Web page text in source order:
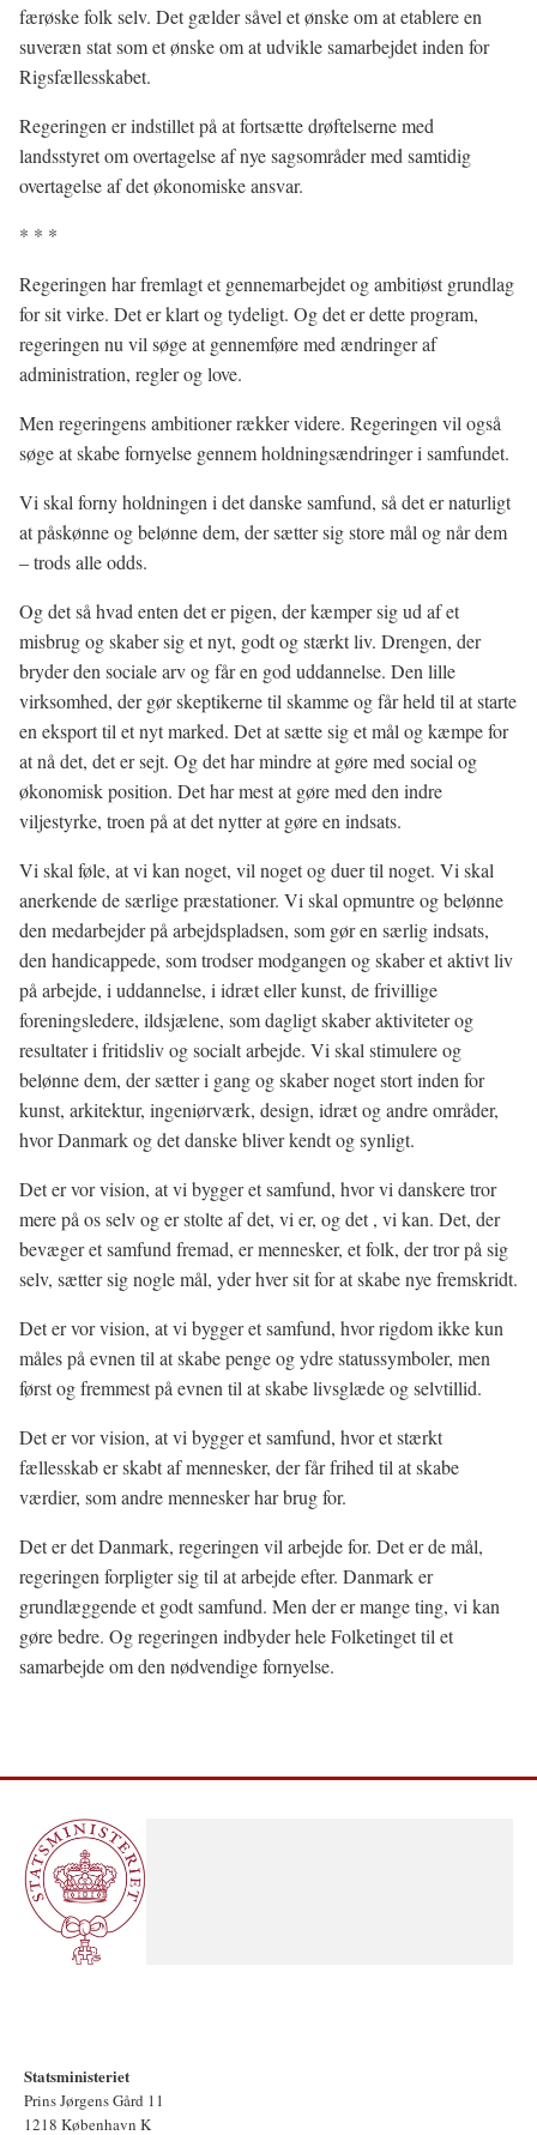
færøske folk selv. Det gælder såvel et ønske om at etablere en
suveræn stat som et ønske om at udvikle samarbejdet inden for
Rigsfællesskabet.
Regeringen er indstillet på at fortsætte drøftelserne med
landsstyret om overtagelse af nye sagsområder med samtidig
overtagelse af det økonomiske ansvar.
* * *
Regeringen har fremlagt et gennemarbejdet og ambitiøst grundlag
for sit virke. Det er klart og tydeligt. Og det er dette program,
regeringen nu vil søge at gennemføre med ændringer af
administration, regler og love.
Men regeringens ambitioner rækker videre. Regeringen vil også
søge at skabe fornyelse gennem holdningsændringer i samfundet.
Vi skal forny holdningen i det danske samfund, så det er naturligt
at påskønne og belønne dem, der sætter sig store mål og når dem
– trods alle odds.
Og det så hvad enten det er pigen, der kæmper sig ud af et
misbrug og skaber sig et nyt, godt og stærkt liv. Drengen, der
bryder den sociale arv og får en god uddannelse. Den lille
virksomhed, der gør skeptikerne til skamme og får held til at starte
en eksport til et nyt marked. Det at sætte sig et mål og kæmpe for
at nå det, det er sejt. Og det har mindre at gøre med social og
økonomisk position. Det har mest at gøre med den indre
viljestyrke, troen på at det nytter at gøre en indsats.
Vi skal føle, at vi kan noget, vil noget og duer til noget. Vi skal
anerkende de særlige præstationer. Vi skal opmuntre og belønne
den medarbejder på arbejdspladsen, som gør en særlig indsats,
den handicappede, som trodser modgangen og skaber et aktivt liv
på arbejde, i uddannelse, i idræt eller kunst, de frivillige
foreningsledere, ildsjælene, som dagligt skaber aktiviteter og
resultater i fritidsliv og socialt arbejde. Vi skal stimulere og
belønne dem, der sætter i gang og skaber noget stort inden for
kunst, arkitektur, ingeniørværk, design, idræt og andre områder,
hvor Danmark og det danske bliver kendt og synligt.
Det er vor vision, at vi bygger et samfund, hvor vi danskere tror
mere på os selv og er stolte af det, vi er, og det , vi kan. Det, der
bevæger et samfund fremad, er mennesker, et folk, der tror på sig
selv, sætter sig nogle mål, yder hver sit for at skabe nye fremskridt.
Det er vor vision, at vi bygger et samfund, hvor rigdom ikke kun
måles på evnen til at skabe penge og ydre statussymboler, men
først og fremmest på evnen til at skabe livsglæde og selvtillid.
Det er vor vision, at vi bygger et samfund, hvor et stærkt
fællesskab er skabt af mennesker, der får frihed til at skabe
værdier, som andre mennesker har brug for.
Det er det Danmark, regeringen vil arbejde for. Det er de mål,
regeringen forpligter sig til at arbejde efter. Danmark er
grundlæggende et godt samfund. Men der er mange ting, vi kan
gøre bedre. Og regeringen indbyder hele Folketinget til et
samarbejde om den nødvendige fornyelse.
Statsministeriet
Prins Jørgens Gård 11
1218 København K